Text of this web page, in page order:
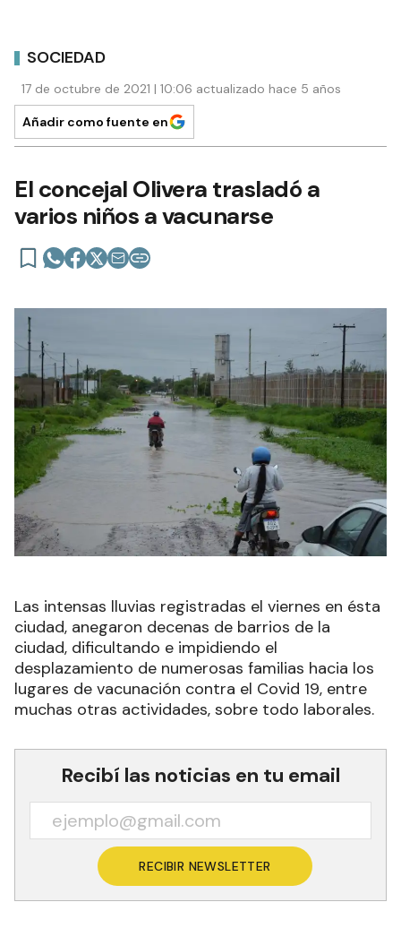
SOCIEDAD
17 de octubre de 2021 | 10:06 actualizado hace 5 años
Añadir como fuente en
El concejal Olivera trasladó a
varios niños a vacunarse
Las intensas lluvias registradas el viernes en ésta
ciudad, anegaron decenas de barrios de la
ciudad, dificultando e impidiendo el
desplazamiento de numerosas familias hacia los
lugares de vacunación contra el Covid 19, entre
muchas otras actividades, sobre todo laborales.
Recibí las noticias en tu email
RECIBIR NEWSLETTER